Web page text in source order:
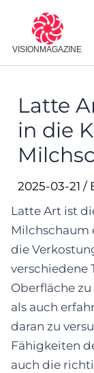
content
Latte
in die
2025-03-21/
Latte Art ist
Milchschaum
die
verschiedene
Oberfläche
als auch
daran zu
Fähigkeiten
auch die